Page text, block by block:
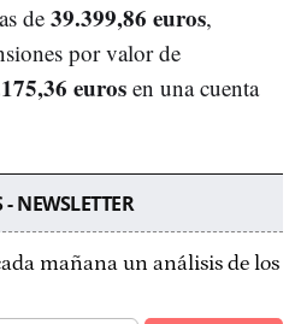
de39.399,86 euros,
por valor de
eurosen una cuenta
NEWSLETTER
mañana un análisis de los